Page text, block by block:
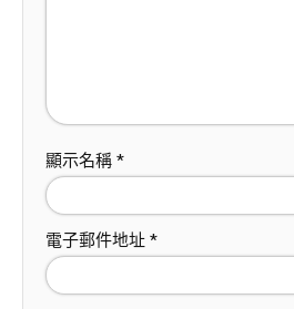
顯示名稱 *
電子郵件地址 *